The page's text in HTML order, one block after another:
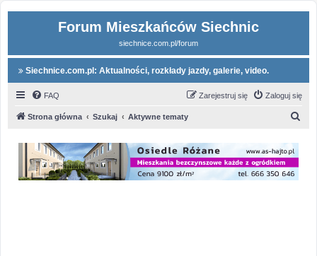
Forum Mieszkańców Siechnic
siechnice.com.pl/forum
Siechnice.com.pl: Aktualności, rozkłady jazdy, galerie, video.
FAQ Zaloguj się
Zarejestruj się
Strona główna Szukaj Aktywne tematy